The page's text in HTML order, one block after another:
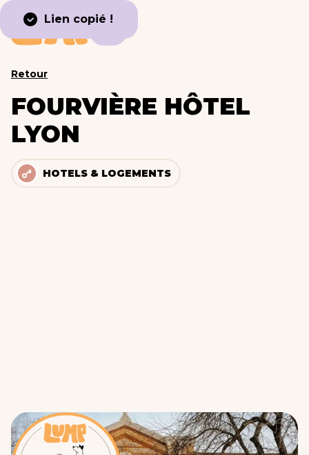
Lien copié !
Retour
FOURVIÈRE HÔTEL
LYON
HOTELS & LOGEMENTS